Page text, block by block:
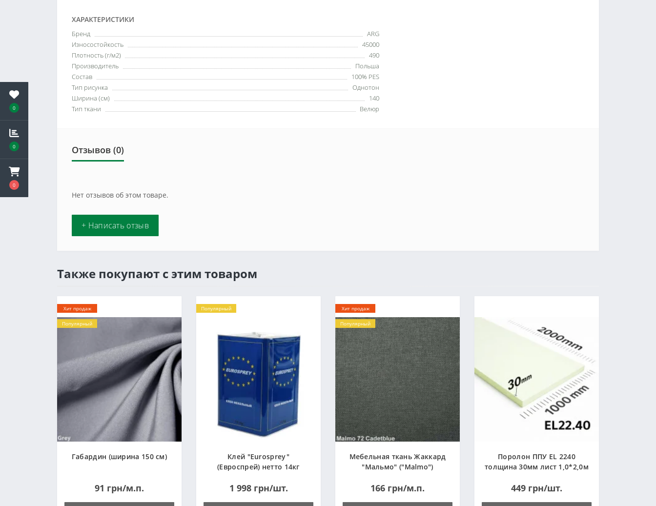
0
0
0
ХАРАКТЕРИСТИКИ
Бренд
ARG
Износостойкость
45000
Плотность (г/м2)
490
Производитель
Польша
Состав
100% PES
Тип рисунка
Однотон
Ширина (см)
140
Тип ткани
Велюр
Отзывов (0)
Нет отзывов об этом товаре.
+ Написать отзыв
Также покупают с этим товаром
Хит продаж
Популярный
Габардин (ширина 150 см)
91 грн/м.п.
Популярный
Клей "Eurosprey"
(Евроспрей) нетто 14кг
1 998 грн/шт.
Хит продаж
Популярный
Мебельная ткань Жаккард
"Мальмо" ("Malmo")
166 грн/м.п.
Поролон ППУ EL 2240
толщина 30мм лист 1,0*2,0м
449 грн/шт.